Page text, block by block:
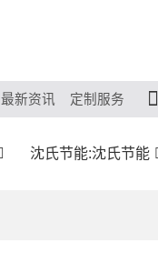
最新资讯 定制服务
沈氏节能:沈氏节能